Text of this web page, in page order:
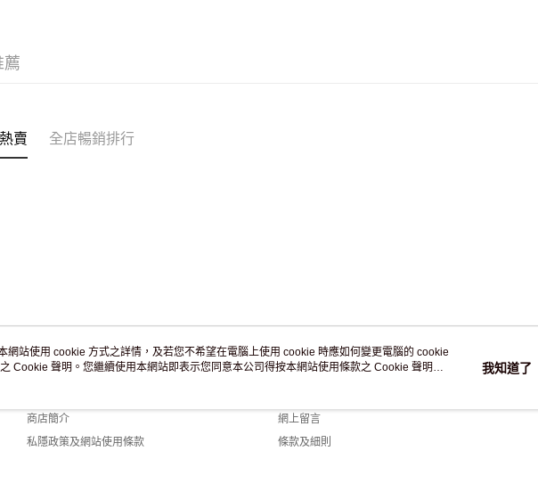
薦
賣 全店暢銷排行
關於我們
商店簡介
私隱政策及網站使用條款
客戶服務
網上留言
條款及細則
網站使用 cookie 方式之詳情，及若您不希望在電腦上使用 cookie 時應如何變更電腦的 cookie
Cookie 聲明。您繼續使用本網站即表示您同意本公司得按本網站使用條款之 Cookie 聲明使
我知道了